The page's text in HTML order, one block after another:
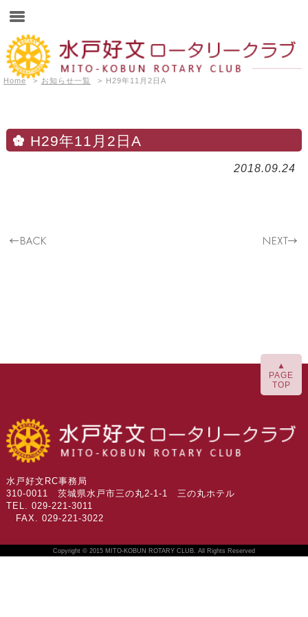
Home > お知らせ一覧 > H29年11月2日A
H29年11月2日A
2018.09.24
▲
PAGE
TOP
水戸好文RC事務局
310-0011 茨城県水戸市三の丸2-1-1 三の丸ホテル
TEL. 029-221-3011
FAX. 029-221-3022
Copyright © 2015 MITO-KOBUN ROTARY CLUB. All Rights Reserved